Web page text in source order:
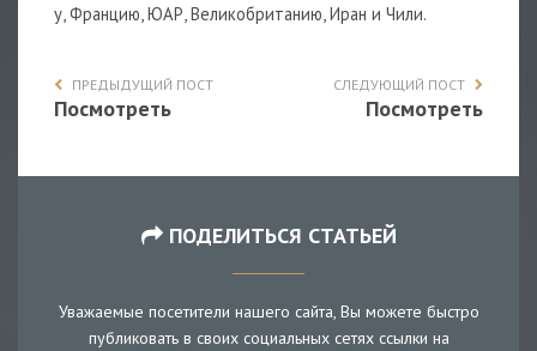
у, Францию, ЮАР, Великобританию, Иран и Чили.
ПРЕДЫДУЩИЙ ПОСТ
Посмотреть
СЛЕДУЮЩИЙ ПОСТ
Посмотреть
ПОДЕЛИТЬСЯ СТАТЬЕЙ
Уважаемые посетители нашего сайта, Вы можете быстро
публиковать в своих социальных сетях ссылки на